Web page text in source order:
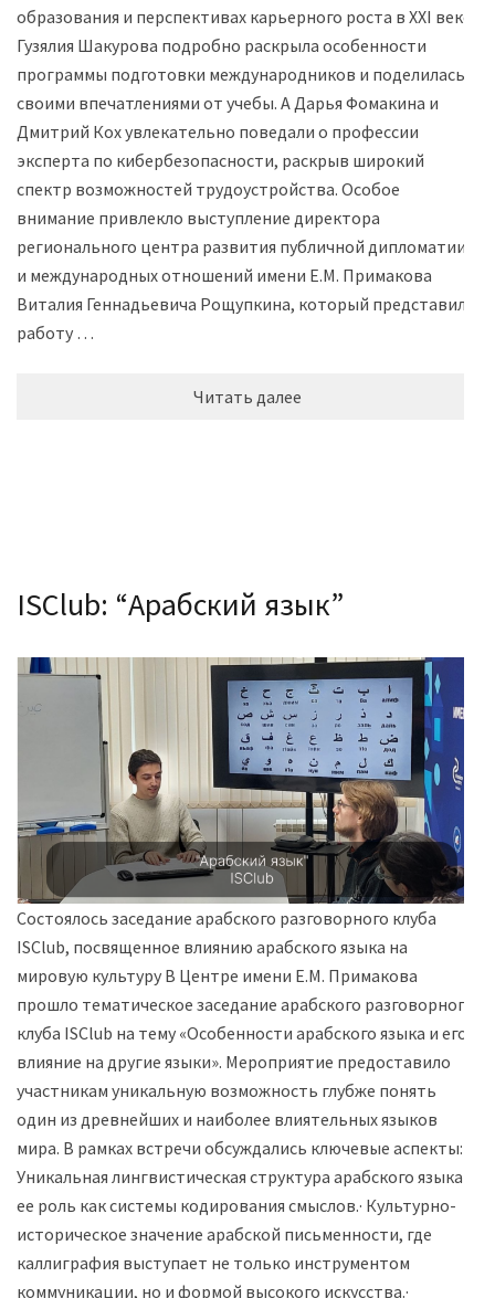
образования и перспективах карьерного роста в XXI веке.
Гузялия Шакурова подробно раскрыла особенности
программы подготовки международников и поделилась
своими впечатлениями от учебы. А Дарья Фомакина и
Дмитрий Кох увлекательно поведали о профессии
эксперта по кибербезопасности, раскрыв широкий
спектр возможностей трудоустройства. Особое
внимание привлекло выступление директора
регионального центра развития публичной дипломатии
и международных отношений имени Е.М. Примакова
Виталия Геннадьевича Рощупкина, который представил
работу …
Читать далее
ISClub: “Арабский язык”
Состоялось заседание арабского разговорного клуба
ISClub, посвященное влиянию арабского языка на
мировую культуру В Центре имени Е.М. Примакова
прошло тематическое заседание арабского разговорного
клуба ISClub на тему «Особенности арабского языка и его
влияние на другие языки». Мероприятие предоставило
участникам уникальную возможность глубже понять
один из древнейших и наиболее влиятельных языков
мира. В рамках встречи обсуждались ключевые аспекты: ·
Уникальная лингвистическая структура арабского языка и
ее роль как системы кодирования смыслов.· Культурно-
историческое значение арабской письменности, где
каллиграфия выступает не только инструментом
коммуникации, но и формой высокого искусства.·